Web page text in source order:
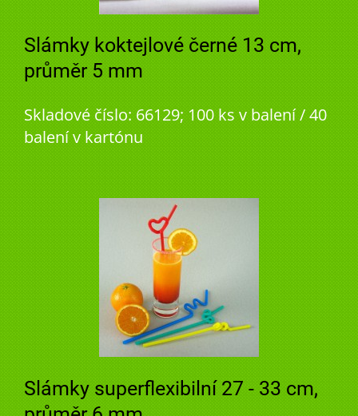
Slámky koktejlové černé 13 cm,
průměr 5 mm
Skladové číslo: 66129; 100 ks v balení / 40
balení v kartónu
Slámky superflexibilní 27 - 33 cm,